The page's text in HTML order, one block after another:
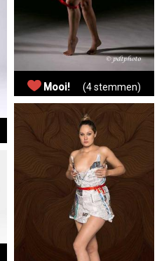
Mooi! (4 stemmen)